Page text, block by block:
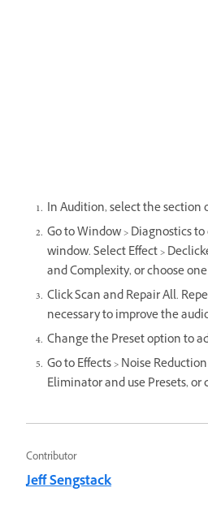
In Audition, select the section
Go to Window > Diagnostics
window. Select Effect >
and Complexity, or choose
Click Scan and Repair All.
necessary to improve the
Change the Preset option to
Go to Effects > Noise
Eliminator and use Presets, or
Contributor
Jeff Sengstack